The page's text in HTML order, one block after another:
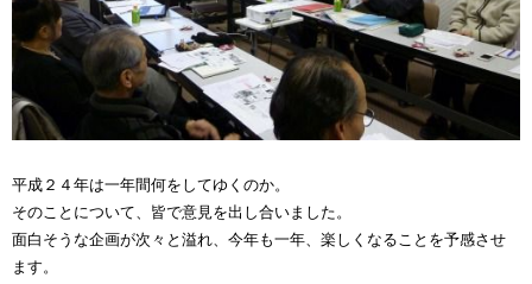
平成２４年は一年間何をしてゆくのか。
そのことについて、皆で意見を出し合いました。
面白そうな企画が次々と溢れ、今年も一年、楽しくなることを予感させ
ます。